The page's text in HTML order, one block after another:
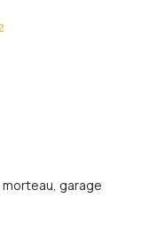
morteau, garage